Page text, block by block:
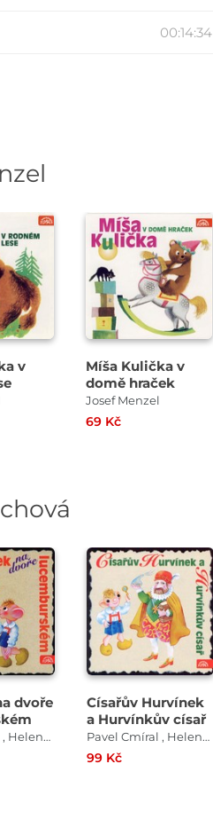
00:14:34
v
Míša Kulička v
domě hraček
Josef Menzel
69 Kč
Přehrát
ukázku
dvoře
Pavel Cmíral , Helena Stachová
Císařův Hurvínek
a Hurvínkův císař
Pavel Cmíral , Helena Stachová
99 Kč
Přehrát
ukázku